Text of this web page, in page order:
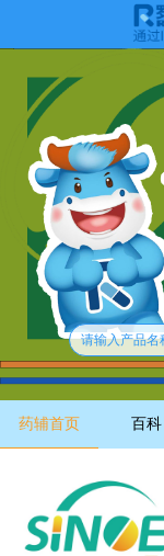
药辅首页 百科